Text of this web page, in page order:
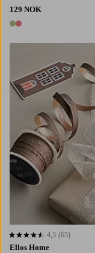
129 NOK
2 farger
Ellos Home
4,5 basert på 65
4,5 (65)